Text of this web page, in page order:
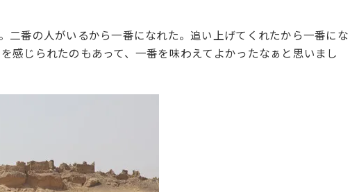
二番の人がいるから一番になれた。追い上げてくれたから一番にな
感じられたのもあって、一番を味わえてよかったなぁと思いまし